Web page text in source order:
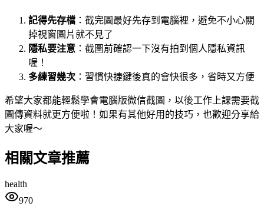
記得先存檔 ：截完圖最好先存到電腦裡，避免不小心關
掉視窗圖片就不見了
隱私要注意 ：截圖前確認一下沒有拍到個人隱私資訊
喔！
多練習幾次 ：習慣快捷鍵後真的會快很多，省時又方便
希望大家都能輕鬆學會電腦版微信截圖，以後工作上課需要截
圖傳資料就更方便啦！如果有其他好用的技巧，也歡迎分享給
大家喔～
相關文章推薦
health
970